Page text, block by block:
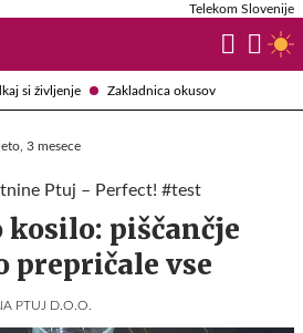
si življenje Zakladnica okusov
Telekom Slovenije
3 mesece
Ptuj – Perfect! #test
kosilo: piščančje
prepričale vse
PTUJ D.O.O.